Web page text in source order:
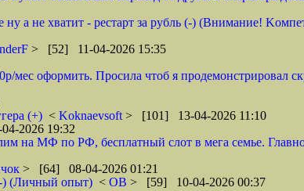
а не хватит - рестарт за рубль (-) (Внимание!
> [52] 11-04-2026 15:35
мес оформить. Просила чтоб я продемонстрировал
(+) < Koknaevsoft > [101] 13-04-2026 11:10
2026 19:32
на МФ по РФ, бесплатный слот в мега семье.
> [64] 08-04-2026 01:21
) (Личный опыт) < ОВ > [59] 10-04-2026 00:37